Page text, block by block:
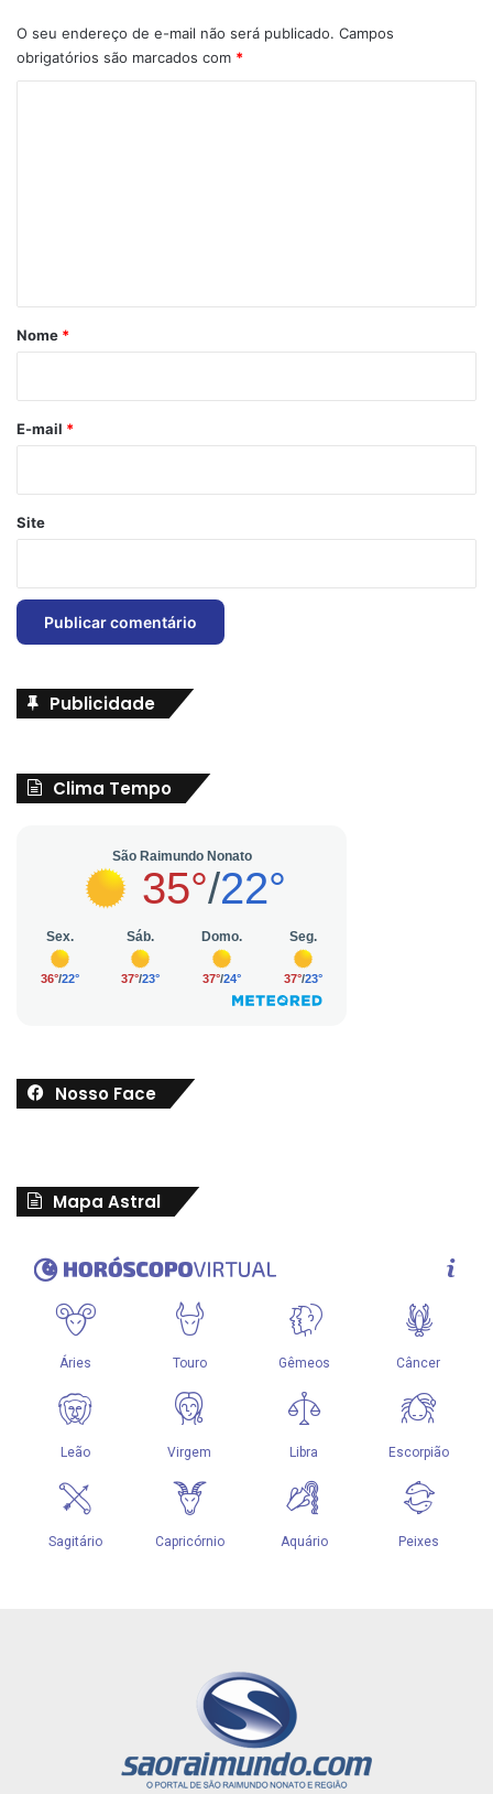
O seu endereço de e-mail não será publicado. Campos
obrigatórios são marcados com *
r
*
Nome *
E-mail *
Site
Publicidade
Clima Tempo
Nosso Face
Mapa Astral